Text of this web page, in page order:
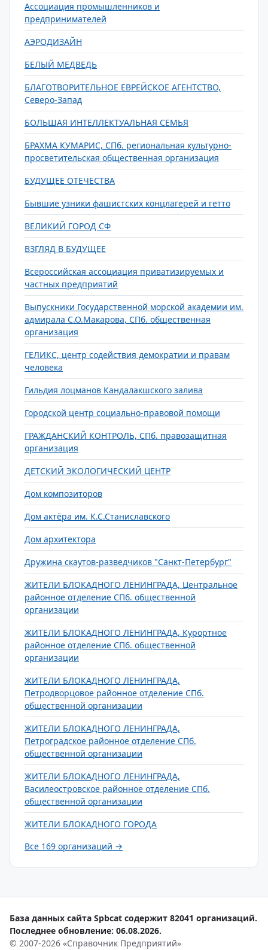
Ассоциация промышленников и
предпринимателей
АЭРОДИЗАЙН
БЕЛЫЙ МЕДВЕДЬ
БЛАГОТВОРИТЕЛЬНОЕ ЕВРЕЙСКОЕ АГЕНТСТВО,
Северо-Запад
БОЛЬШАЯ ИНТЕЛЛЕКТУАЛЬНАЯ СЕМЬЯ
БРАХМА КУМАРИС, СПб. региональная культурно-
просветительская общественная организация
БУДУЩЕЕ ОТЕЧЕСТВА
Бывшие узники фашистских концлагерей и гетто
ВЕЛИКИЙ ГОРОД СФ
ВЗГЛЯД В БУДУЩЕЕ
Всероссийская ассоциация приватизируемых и
частных предприятий
Выпускники Государственной морской академии им.
адмирала С.О.Макарова, СПб. общественная
организация
ГЕЛИКС, центр содействия демократии и правам
человека
Гильдия лоцманов Кандалакшского залива
Городской центр социально-правовой помощи
ГРАЖДАНСКИЙ КОНТРОЛЬ, СПб. правозащитная
организация
ДЕТСКИЙ ЭКОЛОГИЧЕСКИЙ ЦЕНТР
Дом композиторов
Дом актёра им. К.С.Станиславского
Дом архитектора
Дружина скаутов-разведчиков "Санкт-Петербург"
ЖИТЕЛИ БЛОКАДНОГО ЛЕНИНГРАДА, Центральное
районное отделение СПб. общественной
организации
ЖИТЕЛИ БЛОКАДНОГО ЛЕНИНГРАДА, Курортное
районное отделение СПб. общественной
организации
ЖИТЕЛИ БЛОКАДНОГО ЛЕНИНГРАДА,
Петродворцовое районное отделение СПб.
общественной организации
ЖИТЕЛИ БЛОКАДНОГО ЛЕНИНГРАДА,
Петроградское районное отделение СПб.
общественной организации
ЖИТЕЛИ БЛОКАДНОГО ЛЕНИНГРАДА,
Василеостровское районное отделение СПб.
общественной организации
ЖИТЕЛИ БЛОКАДНОГО ГОРОДА
Все 169 организаций →
База данных сайта Spbcat содержит 82041 организаций.
Последнее обновление: 06.08.2026.
© 2007-2026 «Справочник Предприятий»